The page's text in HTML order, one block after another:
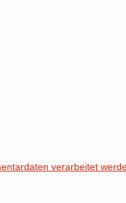
verarbeitet